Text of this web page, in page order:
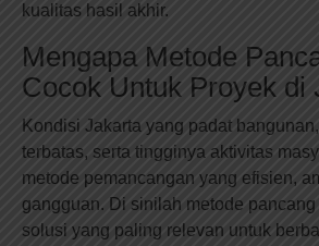
kualitas hasil akhir.
Mengapa Metode
Cocok Untuk Proyek di
Kondisi Jakarta yang padat
terbatas, serta tingginya aktivitas
metode pemancangan yang efisien,
gangguan. Di sinilah metode
solusi yang paling relevan untuk